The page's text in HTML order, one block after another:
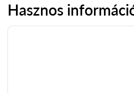
Hasznos